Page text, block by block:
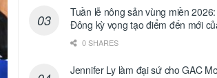
Tuần lễ nông sản vùng miền
Đông kỳ vọng tạo điểm đến mới
0 SHARES
Jennifer Ly làm đại sứ cho GAC